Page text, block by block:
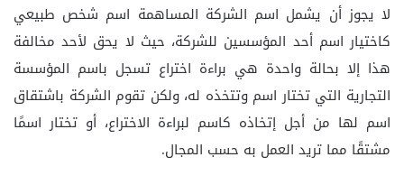
لا يجوز أن يشمل اسم الشركة المساهمة اسم شخص طبيعي
كاختيار اسم أحد المؤسسين للشركة، حيث لا يحق لأحد مخالفة
هذا إلا بحالة واحدة هي براءة اختراع تسجل باسم المؤسسة
التجارية التي تختار اسم وتتخذه له، ولكن تقوم الشركة باشتقاق
اسم لها من أجل إتخاذه كاسم لبراءة الاختراع، أو تختار اسمًا
مشتقًا مما تريد العمل به حسب المجال.